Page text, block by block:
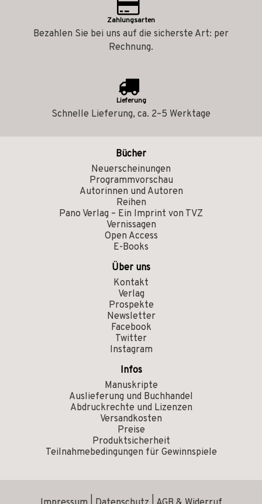
Zahlungsarten
Bezahlen Sie bei uns auf die sicherste Art: per
Rechnung.
Lieferung
Schnelle Lieferung, ca. 2–5 Werktage
Bücher
Neuerscheinungen
Programmvorschau
Autorinnen und Autoren
Reihen
Pano Verlag – Ein Imprint von TVZ
Vernissagen
Open Access
E-Books
Über uns
Kontakt
Verlag
Prospekte
Newsletter
Facebook
Twitter
Instagram
Infos
Manuskripte
Auslieferung und Buchhandel
Abdruckrechte und Lizenzen
Versandkosten
Preise
Produktsicherheit
Teilnahmebedingungen für Gewinnspiele